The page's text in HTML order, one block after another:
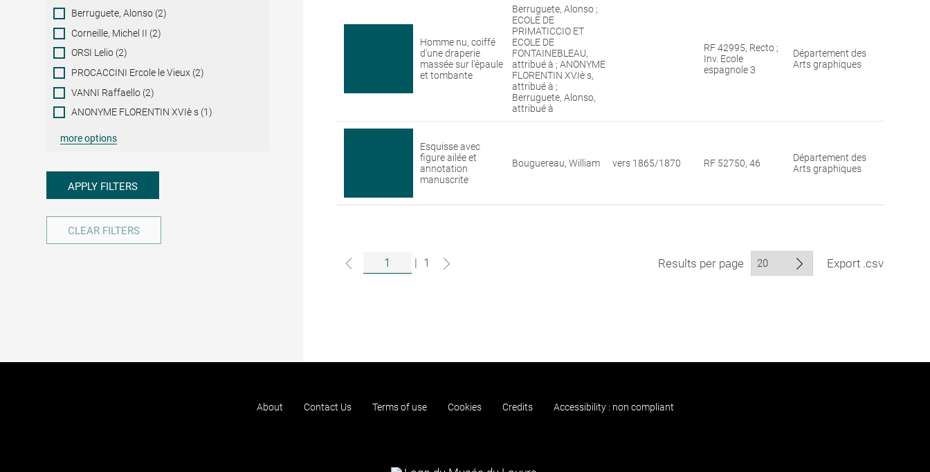
Berruguete, Alonso (2)
Corneille, Michel II (2)
ORSI Lelio (2)
PROCACCINI Ercole le Vieux (2)
VANNI Raffaello (2)
ANONYME FLORENTIN XVIè s (1)
more options
APPLY FILTERS
CLEAR FILTERS
Homme nu, coiffé
d'une draperie
massée sur l'épaule
et tombante
Berruguete, Alonso ;
ECOLE DE
PRIMATICCIO ET
ECOLE DE
FONTAINEBLEAU,
attribué à ; ANONYME
FLORENTIN XVIè s,
attribué à ;
Berruguete, Alonso,
attribué à
RF 42995, Recto ;
Inv. Ecole
espagnole 3
Département des
Arts graphiques
Esquisse avec
figure ailée et
annotation
manuscrite
Bouguereau, William vers 1865/1870 RF 52750, 46
Département des
Arts graphiques
| 1 Results per page Export .csv
About Contact Us Terms of use Cookies Credits Accessibility : non compliant